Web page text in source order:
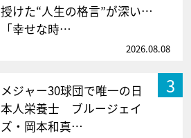
授けた“人生の格言”が深い…
「幸せな時…
2026.08.08
3
メジャー30球団で唯一の日
本人栄養士 ブルージェイ
ズ・岡本和真…